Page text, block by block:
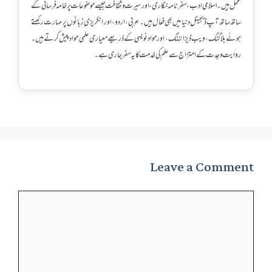
عمل ہیں۔ اسلامی ادب، سفرنامہ نگاری، اور سیرت و ثقافت جیسے موضوعات پر خامہ فرسائی کے
ساتھ ساتھ آپ ڈیجیٹل دنیا میں بھی فعال ہیں۔ عربی، اردو، اور انگریزی زبانوں پر مہارت رکھتے
ہوئے بلاگنگ، ویب ڈیزائننگ، اور مواد نویسی کے ذریعے معیاری علمی مواد پیش کرتے ہیں۔
روایت و جدت کے امتزاج سے علم کی خدمت کا یہ سفر جاری ہے۔
Leave a Comment